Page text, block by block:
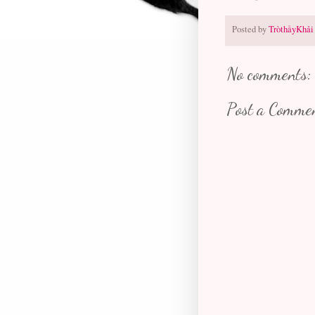
Posted byTròthầyKhải
No comments:
Post a